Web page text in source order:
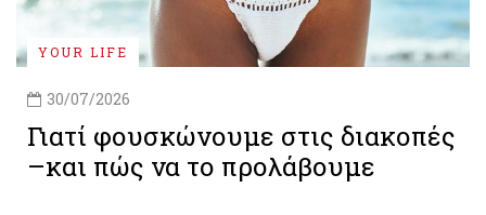
YOUR LIFE
30/07/2026
Γιατί φουσκώνουμε στις διακοπές
–και πώς να το προλάβουμε